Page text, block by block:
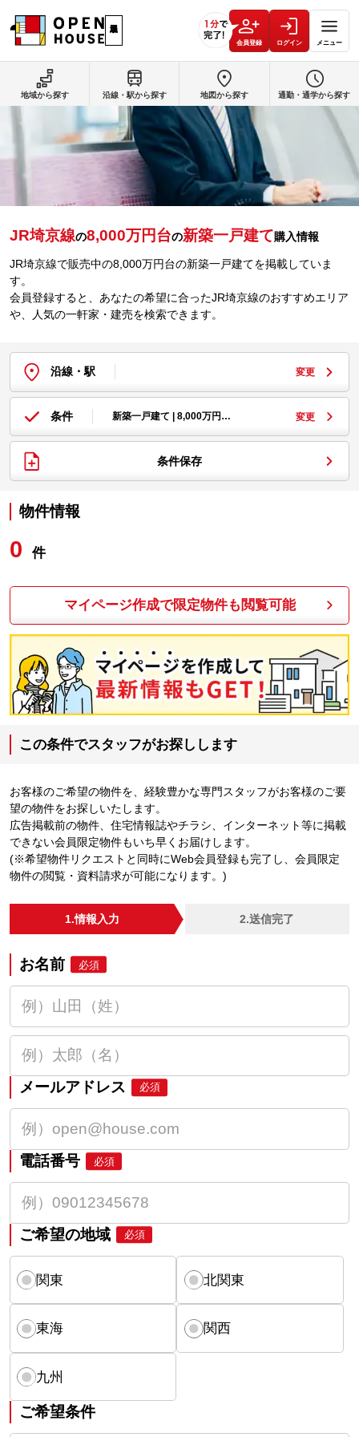
会員登録 ログイン メニュー
JR埼京線の8,000万円台の新築一戸建て購入情報
JR埼京線で販売中の8,000万円台の新築一戸建てを掲載していま
す。
会員登録すると、あなたの希望に合ったJR埼京線のおすすめエリア
や、人気の一軒家・建売を検索できます。
沿線・駅 変更
条件 新築一戸建て | 8,000万円… 変更
条件保存
物件情報
0 件
マイページ作成で限定物件も閲覧可能
この条件でスタッフがお探しします
お客様のご希望の物件を、経験豊かな専門スタッフがお客様のご要
望の物件をお探しいたします。
広告掲載前の物件、住宅情報誌やチラシ、インターネット等に掲載
できない会員限定物件もいち早くお届けします。
(※希望物件リクエストと同時にWeb会員登録も完了し、会員限定
物件の閲覧・資料請求が可能になります。)
1.情報入力 2.送信完了
お名前 必須
メールアドレス 必須
電話番号 必須
ご希望の地域 必須
関東 北関東
東海 関西
九州
ご希望条件
地域から探す 沿線・駅から探す 地図から探す 通勤・通学から探す